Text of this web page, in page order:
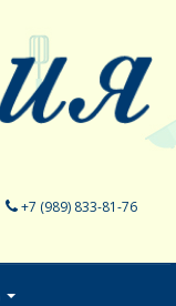
+7 (989) 833-81-76